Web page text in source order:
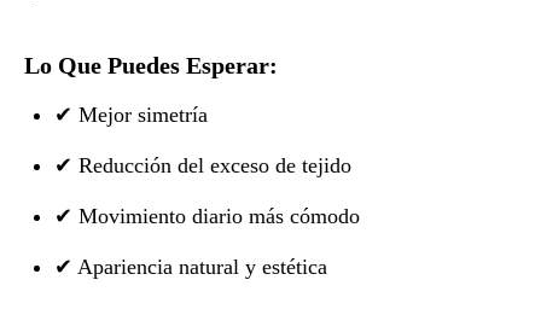
Lo Que Puedes Esperar:
✔ Mejor simetría
✔ Reducción del exceso de tejido
✔ Movimiento diario más cómodo
✔ Apariencia natural y estética